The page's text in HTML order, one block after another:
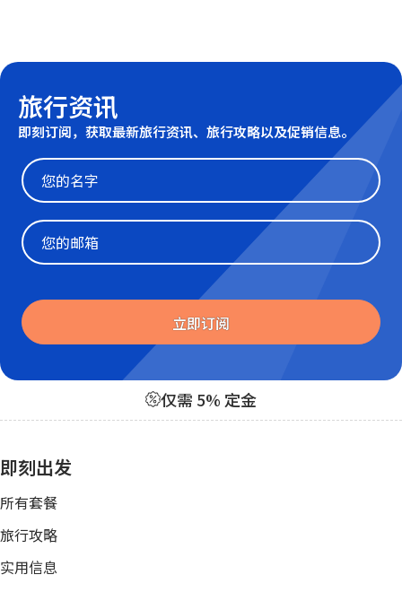
旅行资讯
即刻订阅，获取最新旅行资讯、旅行攻略以及促销信息。
立即订阅
仅需 5% 定金
即刻出发
所有套餐
旅行攻略
实用信息